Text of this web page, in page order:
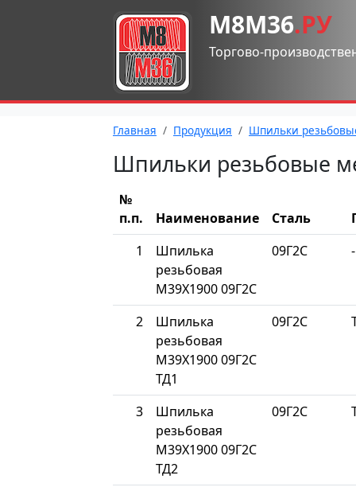
М8М36.РУ
Торгово-
Главная Продукция Шпильки
Шпильки резьбовые
№
п.п.
Наименование Сталь
1
Шпилька
резьбовая
М39Х1900 09Г2С
09Г2С -
2
Шпилька
резьбовая
М39Х1900 09Г2С
ТД1
09Г2С
3
Шпилька
резьбовая
М39Х1900 09Г2С
ТД2
09Г2С